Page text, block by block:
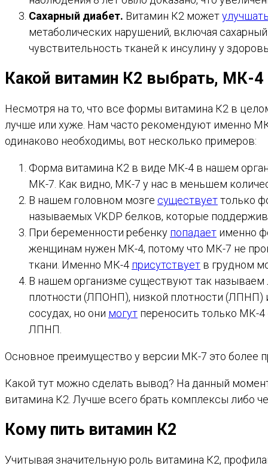
Сахарный диабет. Витамин К2 может
метаболических нарушений, включая
чувствительность тканей к инсулину у
Какой витамин К2 выбрать, МК-
Несмотря на то, что все формы витамина К2 в
лучше или хуже. Нам часто рекомендуют именно
одинаково необходимы, вот несколько примеров:
Форма витамина К2 в виде МК-4 в нашем
МК-7. Как видно, МК-7 у нас в меньшем
В нашем головном мозге существуеттолько
называемых VKDP белков, которые
При беременности ребенку попадает именно
женщинам нужен МК-4, потому что МК-7 не
ткани. Именно МК-4 присутствует в грудном
В нашем организме существуют так называем
плотности (ЛПОНП), низкой плотности
сосудах, но они могут переносить только МК-
ЛПНП.
Основное преимущество у версии МК-7 это более
Какой тут можно сделать вывод? На данный
витамина К2. Лучше всего брать комплексы либо
Кому пить витамин К2
Учитывая значительную роль витамина К2,